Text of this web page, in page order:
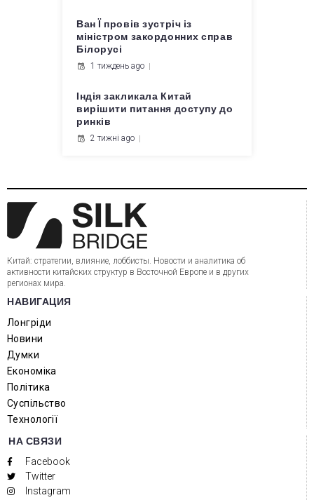
Ван Ї провів зустріч із
міністром закордонних справ
Білорусі
1 тиждень ago
Індія закликала Китай
вирішити питання доступу до
ринків
2 тижні ago
Китай: стратегии, влияние, лоббисты. Новости и аналитика об
активности китайских структур в Восточной Европе и в других
регионах мира.
НАВИГАЦИЯ
Лонгріди
Новини
Думки
Економіка
Політика
Суспільство
Технології
НА СВЯЗИ
Facebook
Twitter
Instagram